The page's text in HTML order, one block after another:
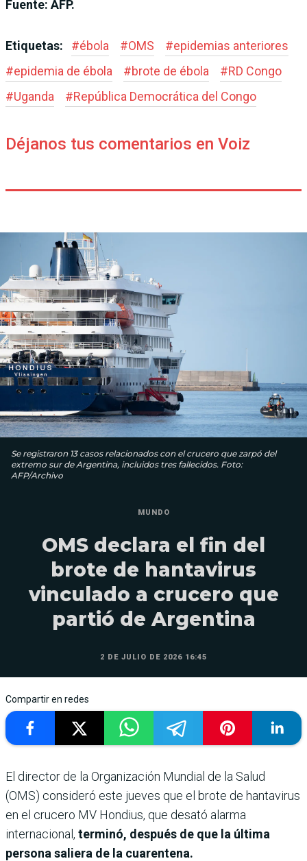
Fuente: AFP.
Etiquetas: #ébola #OMS #epidemias anteriores
#epidemia de ébola #brote de ébola #RD Congo
#Uganda #República Democrática del Congo
Déjanos tus comentarios en Voiz
Se registraron 13 casos relacionados con el crucero que zarpó del
extremo sur de Argentina, incluidos tres fallecidos. Foto:
AFP/Archivo
MUNDO
OMS declara el fin del
brote de hantavirus
vinculado a crucero que
partió de Argentina
2 DE JULIO DE 2026 16:45
Compartir en redes
El director de la Organización Mundial de la Salud
(OMS) consideró este jueves que el brote de hantavirus
en el crucero MV Hondius, que desató alarma
internacional, terminó, después de que la última
persona saliera de la cuarentena.